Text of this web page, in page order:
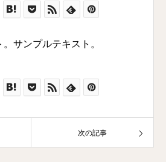
サンプルテキスト。
次の記事